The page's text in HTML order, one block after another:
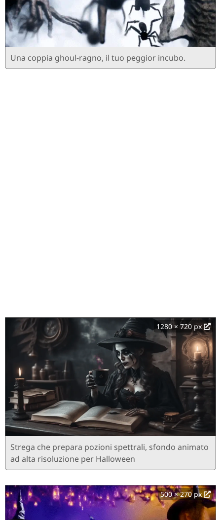
Una coppia ghoul-ragno, il tuo peggior incubo.
1280 × 720 px
Strega che prepara pozioni spettrali, sfondo animato
ad alta risoluzione per Halloween
500 × 270 px